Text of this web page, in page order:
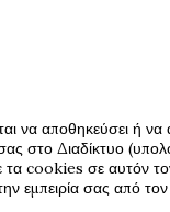
να αποθηκεύσει ή
στο Διαδίκτυο
τα cookies σε αυτόν
εμπειρία σας από